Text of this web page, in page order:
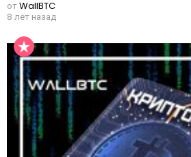
отWallBTC
8 лет назад